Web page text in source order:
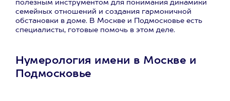
полезным инструментом для понимания динамики
семейных отношений и создания гармоничной
обстановки в доме. В Москве и Подмосковье есть
специалисты, готовые помочь в этом деле.
Нумерология имени в Москве и
Подмосковье